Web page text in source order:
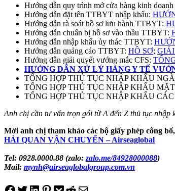
Hướng dẫn quy trình mở cửa hàng kinh
Hướng dẫn đặt tên TTBYT nhập khẩu:
Hướng dẫn rà soát hồ sơ lưu hành TTBYT:
Hướng dẫn chuẩn bị hồ sơ vào thầu TTBYT:
Hướng dẫn nhập khẩu ủy thác TTBYT:
Hướng dẫn quảng cáo TTBYT: HỒ SƠ;
Hướng dẫn giải quyết vướng mắc CFS:
HƯỚNG DẪN XỬ LÝ HÀNG Y TẾ
TỔNG HỢP THỦ TỤC NHẬP KHẨU
TỔNG HỢP THỦ TỤC NHẬP KHẨU
TỔNG HỢP THỦ TỤC NHẬP KHẨU
Anh chị cần tư vấn trọn gói từ A đến Z thủ tục nhập
Mời anh chị tham khảo các bộ giấy phép công
HẢI QUAN VẬN CHUYỂN – Airseaglobal
Tel: 0928.0000.88 (zalo: zalo.me/84928000088)
Mail: mynh@airseaglobalgroup.com.vn